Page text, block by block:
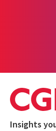
Insights